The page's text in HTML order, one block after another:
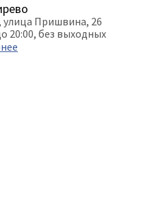
улица Пришвина, 26
20:00, без выходных